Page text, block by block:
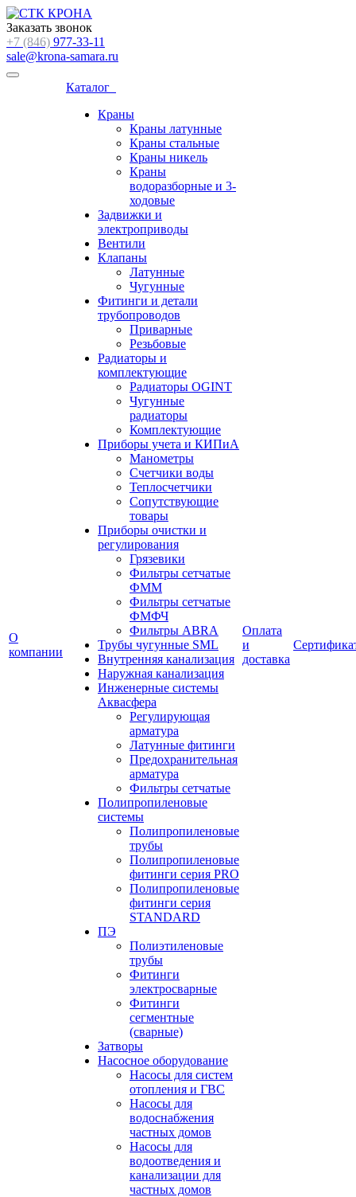
Заказать звонок
+7 (846) 977-33-11
sale@krona-samara.ru
О
компании
Каталог
Краны
Краны латунные
Краны стальные
Краны никель
Краны
водоразборные и 3-
ходовые
Задвижки и
электроприводы
Вентили
Клапаны
Латунные
Чугунные
Фитинги и детали
трубопроводов
Приварные
Резьбовые
Радиаторы и
комплектующие
Радиаторы OGINT
Чугунные
радиаторы
Комплектующие
Приборы учета и КИПиА
Манометры
Счетчики воды
Теплосчетчики
Сопутствующие
товары
Приборы очистки и
регулирования
Грязевики
Фильтры сетчатые
ФММ
Фильтры сетчатые
ФМФЧ
Фильтры ABRA
Трубы чугунные SML
Внутренняя канализация
Наружная канализация
Инженерные системы
Аквасфера
Регулирующая
арматура
Латунные фитинги
Предохранительная
арматура
Фильтры сетчатые
Полипропиленовые
системы
Полипропиленовые
трубы
Полипропиленовые
фитинги серия PRO
Полипропиленовые
фитинги серия
STANDARD
ПЭ
Полиэтиленовые
трубы
Фитинги
электросварные
Фитинги
сегментные
(сварные)
Затворы
Насосное оборудование
Насосы для систем
отопления и ГВС
Насосы для
водоснабжения
частных домов
Насосы для
водоотведения и
канализации для
частных домов
Оплата
и
доставка